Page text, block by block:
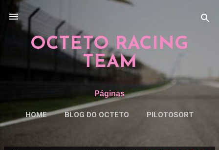
OCTETO RACING
TEAM
Páginas
HOME BLOG DO OCTETO PILOTOSORT